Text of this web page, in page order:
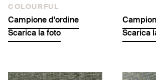
COLOURFUL
Campione d'ordine
Scarica la foto
Scarica